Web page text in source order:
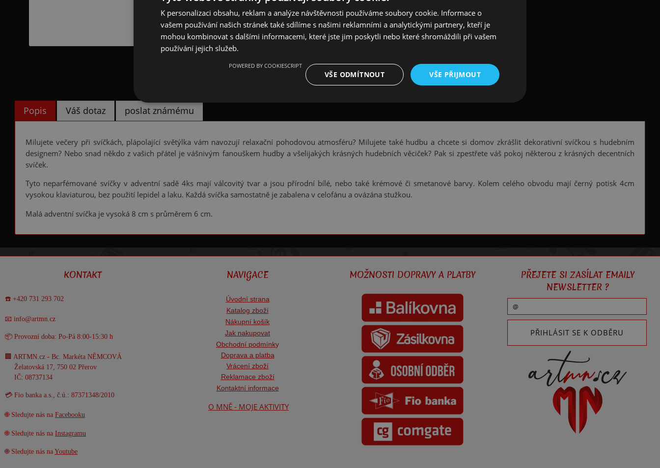
Popis Váš dotaz poslat známému
Milujete večery při svíčkách, plápolající světýlka vám navozují relaxační pohodovou atmosféru? Milujete také hudbu a chcete si domov zkrášlit dekorativní svíčkou s hudebním
designem? Nebo snad někdo z vašich přátel je vášnivým fanouškem hudby a všelijakých krásných hudebních věciček? Pak si zpestřete váš pokoj některou z krásných decentních
svíček.
Tyto neparfémované svíčky v adventní sadě 4ks mají válcovitý tvar a jsou přírodní bílé, nebo také krémové či smetanové barvy. Kolem celého obvodu mají černý potisk 4cm
vysokou klaviaturou, bez použití lepidel a laku. Každá svíčka samostatně je zabalena v celofánu a ovázána stužkou.
Malá adventní svíčka je vysoká 8 cm s průměrem 6 cm.
KONTAKT
☎️ +420 731 293 702
📧 info@artmn.cz
📦 Provozní doba: Po-Pá 8:00-15:30 h
🏢 ARTMN.cz - Bc. Markéta NĚMCOVÁ
Želatovská 17, 750 02 Přerov
IČ: 08737134
💳 Fio banka a.s., č.ú.: 87371348/2010
🌐 Sledujte nás na Facebooku
🌐 Sledujte nás na Instagramu
🌐 Sledujte nás na Youtube
NAVIGACE
Úvodní strana
Katalog zboží
Nákupní košík
Jak nakupovat
Obchodní podmínky
Doprava a platba
Vrácení zboží
Reklamace zboží
Kontaktní informace
O MNĚ - MOJE AKTIVITY
MOŽNOSTI DOPRAVY A PLATBY
PŘEJETE SI ZASÍLAT EMAILY
NEWSLETTER ?
K personalizaci obsahu, reklam a analýze návštěvnosti používáme soubory cookie. Informace o
vašem používání našich stránek také sdílíme s našimi reklamními a analytickými partnery, kteří je
mohou kombinovat s dalšími informacemi, které jste jim poskytli nebo které shromáždili při vašem
používání jejich služeb.
VŠE PŘIJMOUT
VŠE ODMÍTNOUT
POWERED BY COOKIESCRIPT